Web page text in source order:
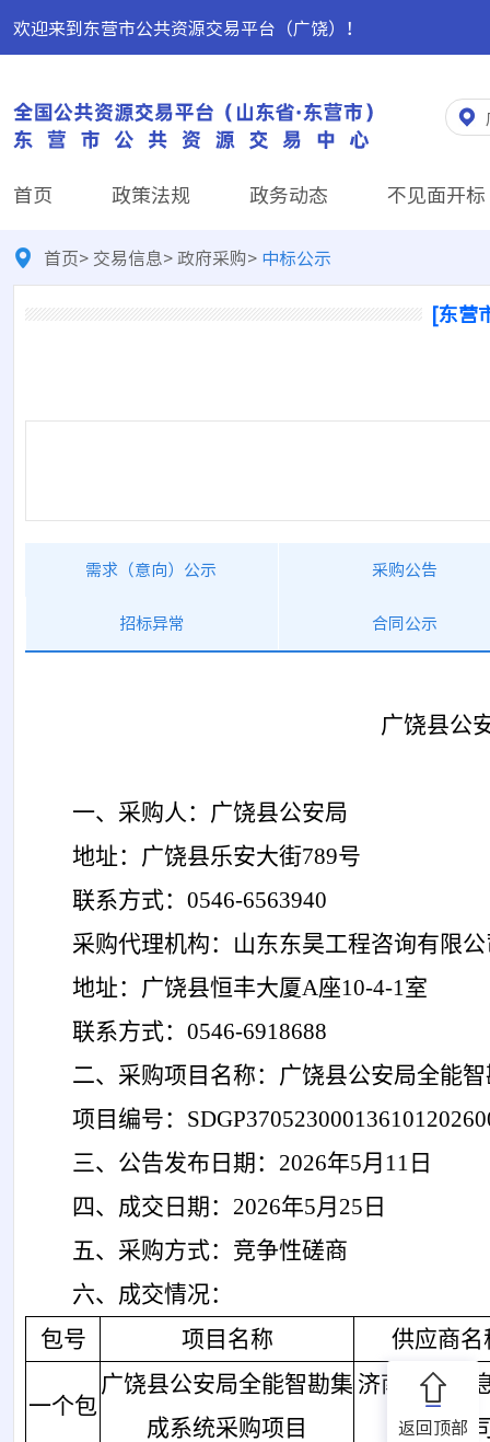
欢迎来到东营市公共资源交易平台（广饶）！
首页 政策法规 政务动态 不见面开标
返回顶部
首页> 交易信息>政府采购> 中标公示
[东营
需求（意向）公示 采购公告
招标异常 合同公示
广饶县公
一、采购人： 广饶县公安局
地址：广饶县乐安大街789号
联系方式： 0546-6563940
采购代理机构：山东东昊工程咨询有限
地址： 广饶县恒丰大厦A座10-4-1室
联系方式： 0546-6918688
二、采购项目名称： 广饶县公安局全能
项目编号：
三、公告发布日期： 2026年5月 11 日
四、 成交 日期： 2026年5月 25 日
五、采购方式： 竞争性磋商
六、 成交情况：
包号
项目 名称 供应商名
一个包
广饶县公安局全能智勘集
成系统采购项目
济南巨元信
有限公